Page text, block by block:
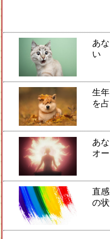
あ
い
生
を
あ
オ
直
の